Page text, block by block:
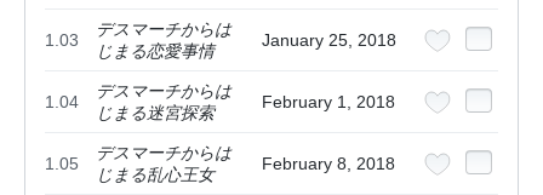
1.03
デスマーチからは
じまる恋愛事情
January 25, 2018
1.04
デスマーチからは
じまる迷宮探索
February 1, 2018
1.05
デスマーチからは
じまる乱心王女
February 8, 2018